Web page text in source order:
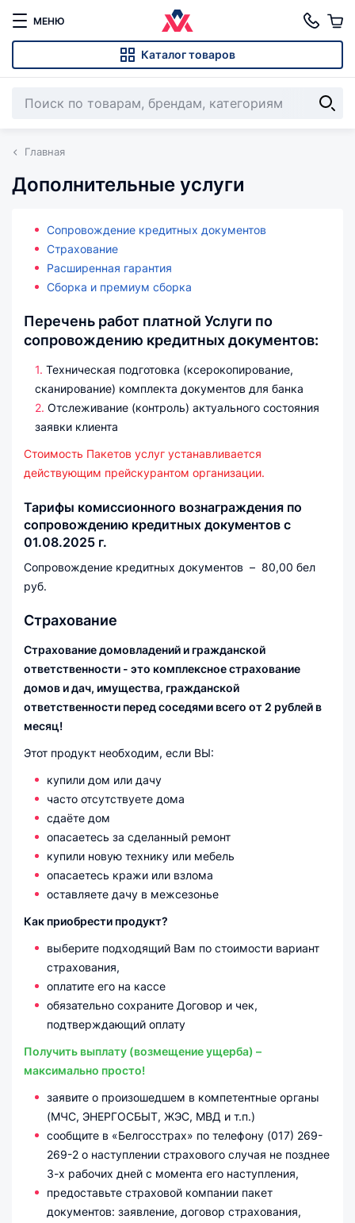
МЕНЮ
Каталог товаров
Главная
Дополнительные услуги
Сопровождение кредитных документов
Страхование
Расширенная гарантия
Сборка и премиум сборка
Перечень работ платной Услуги по
сопровождению кредитных документов:
Техническая подготовка (ксерокопирование,
сканирование) комплекта документов для банка
Отслеживание (контроль) актуального состояния
заявки клиента
Стоимость Пакетов услуг устанавливается
действующим прейскурантом организации.
Тарифы комиссионного вознаграждения по
сопровождению кредитных документов с
01.08.2025 г.
Сопровождение кредитных документов – 80,00 бел
руб.
Страхование
Страхование домовладений и гражданской
ответственности - это комплексное страхование
домов и дач, имущества, гражданской
ответственности перед соседями всего от 2 рублей в
месяц!
Этот продукт необходим, если ВЫ:
купили дом или дачу
часто отсутствуете дома
сдаёте дом
опасаетесь за сделанный ремонт
купили новую технику или мебель
опасаетесь кражи или взлома
оставляете дачу в межсезонье
Как приобрести продукт?
выберите подходящий Вам по стоимости вариант
страхования,
оплатите его на кассе
обязательно сохраните Договор и чек,
подтверждающий оплату
Получить выплату (возмещение ущерба) –
максимально просто!
заявите о произошедшем в компетентные органы
(МЧС, ЭНЕРГОСБЫТ, ЖЭС, МВД и т.п.)
сообщите в «Белгосстрах» по телефону (017) 269-
269-2 о наступлении страхового случая не позднее
3-х рабочих дней с момента его наступления,
предоставьте страховой компании пакет
документов: заявление, договор страхования,